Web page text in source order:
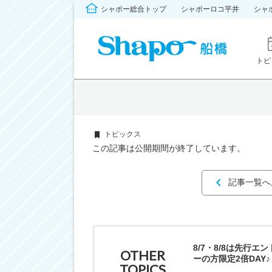
シャポー総合トップ シャポーロコ平井 シャ
ト
トピックス
この記事は公開期間が終了しています。
記事一覧
OTHER
8/7・8/8は先行エン
ーの方限定2倍DAY♪